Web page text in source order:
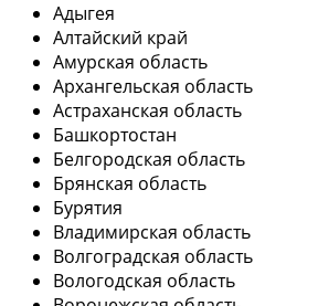
Адыгея
Алтайский край
Амурская область
Архангельская область
Астраханская область
Башкортостан
Белгородская область
Брянская область
Бурятия
Владимирская область
Волгоградская область
Вологодская область